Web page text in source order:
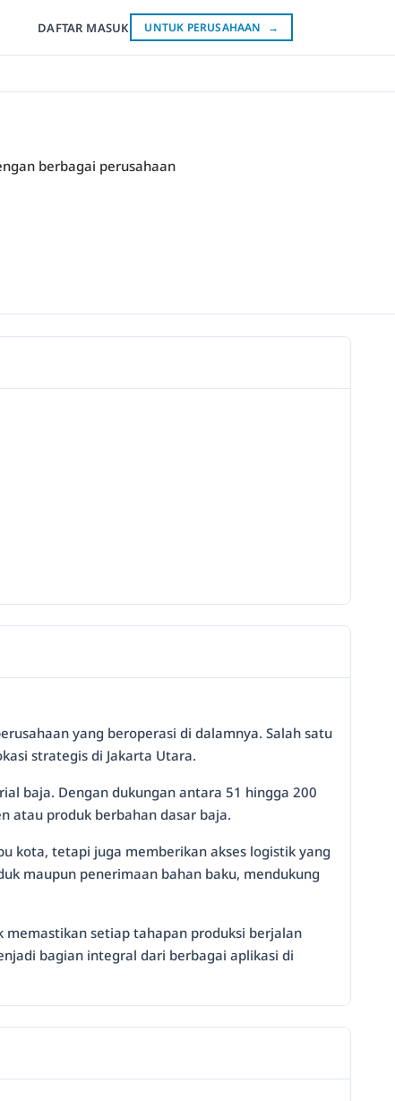
DAFTAR MASUK UNTUK PERUSAHAAN →
berbagai perusahaan
yang beroperasi di dalamnya. Salah satu
strategis di Jakarta Utara.
baja. Dengan dukungan antara 51 hingga 200
atau produk berbahan dasar baja.
kota, tetapi juga memberikan akses logistik yang
maupun penerimaan bahan baku, mendukung
setiap tahapan produksi berjalan
bagian integral dari berbagai aplikasi di